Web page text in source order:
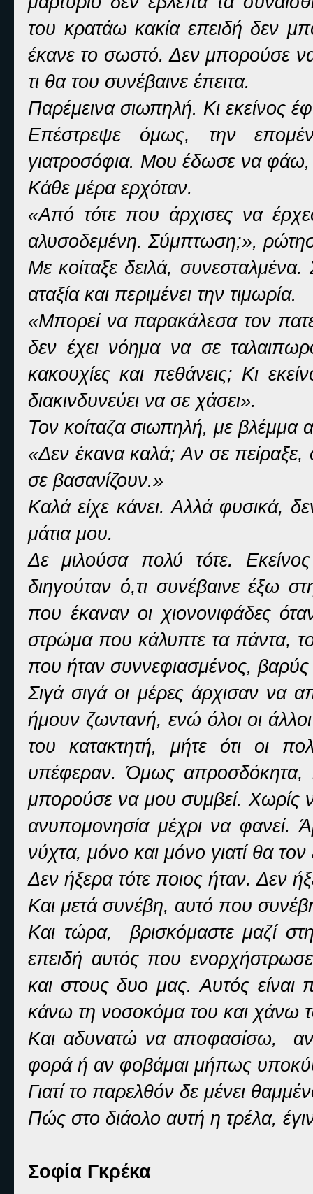
του κρατάω κακία επειδή δεν
έκανε το σωστό. Δεν μπορούσε
τι θα του συνέβαινε έπειτα.
Παρέμεινα σιωπηλή. Κι εκείνος
Επέστρεψε όμως, την
γιατροσόφια. Μου έδωσε να φάω,
Κάθε μέρα ερχόταν.
«Από τότε που άρχισες να
αλυσοδεμένη. Σύμπτωση;»,
Με κοίταξε δειλά, συνεσταλμένα.
αταξία και περιμένει την τιμωρία.
«Μπορεί να παρακάλεσα τον
δεν έχει νόημα να σε
κακουχίες και πεθάνεις; Κι
διακινδυνεύει να σε χάσει».
Τον κοίταζα σιωπηλή, με βλέμμα
«Δεν έκανα καλά; Αν σε
σε βασανίζουν.»
Καλά είχε κάνει. Αλλά φυσικά,
μάτια μου.
Δε μιλούσα πολύ τότε.
διηγούταν ό,τι συνέβαινε έξω
που έκαναν οι χιονονιφάδες
στρώμα που κάλυπτε τα πάντα,
που ήταν συννεφιασμένος,
Σιγά σιγά οι μέρες άρχισαν να
ήμουν ζωντανή, ενώ όλοι οι
του κατακτητή, μήτε ότι οι
υπέφεραν. Όμως απροσδόκητα,
μπορούσε να μου συμβεί. Χωρίς
ανυπομονησία μέχρι να φανεί.
νύχτα, μόνο και μόνο γιατί θα
Δεν ήξερα τότε ποιος ήταν. Δεν
Και μετά συνέβη, αυτό που
Και τώρα, βρισκόμαστε μαζί
επειδή αυτός που
και στους δυο μας. Αυτός είναι
κάνω τη νοσοκόμα του και χάνω
Και αδυνατώ να αποφασίσω, αν
φορά ή αν φοβάμαι μήπως
Γιατί το παρελθόν δε μένει
Πώς στο διάολο αυτή η τρέλα,
Σοφία Γκρέκα